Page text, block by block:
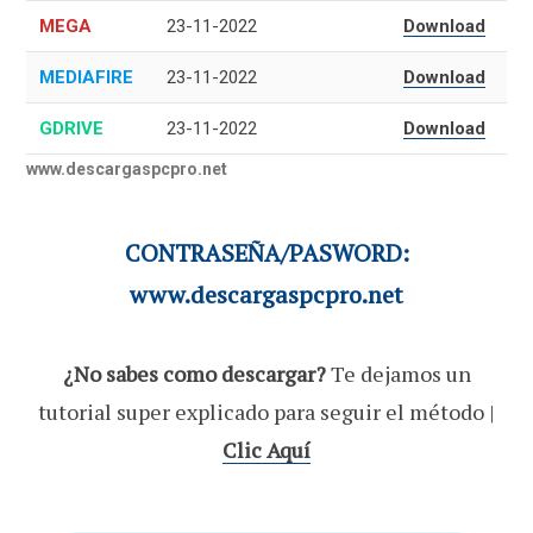
MEGA 23-11-2022 Download
MEDIAFIRE 23-11-2022 Download
GDRIVE 23-11-2022 Download
www.descargaspcpro.net
CONTRASEÑA/PASWORD:
www.descargaspcpro.net
¿No sabes como descargar?Te dejamos un
tutorial super explicado para seguir el método |
Clic Aquí